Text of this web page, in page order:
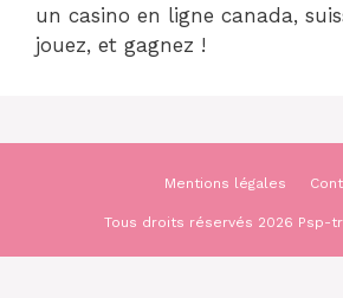
un casino en ligne canada,
jouez, et gagnez !
Mentions légales
Tous droits réservés 2026 Psp-